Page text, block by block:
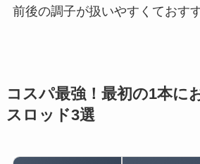
前後の調子が扱いやすくておす
コスパ最強！最初の1本に
スロッド3選